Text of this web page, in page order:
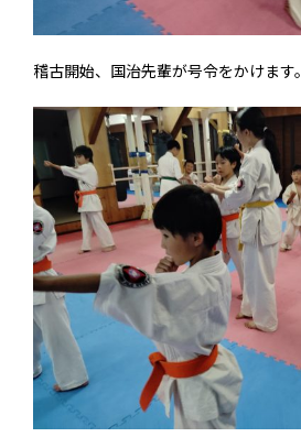
稽古開始、国治先輩が号令をかけます。